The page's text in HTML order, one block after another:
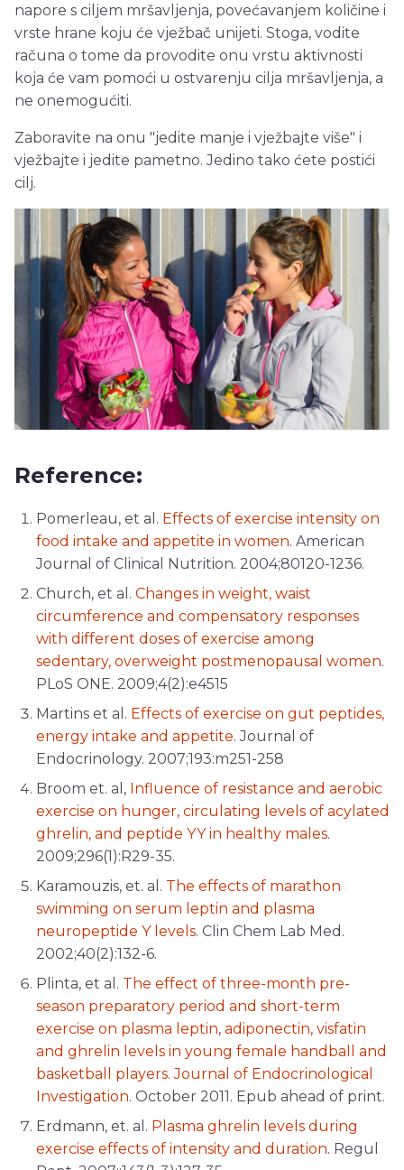
napore s ciljem mršavljenja, povećavanjem količine i
vrste hrane koju će vježbač unijeti. Stoga, vodite
računa o tome da provodite onu vrstu aktivnosti
koja će vam pomoći u ostvarenju cilja mršavljenja, a
ne onemogućiti.
Zaboravite na onu "jedite manje i vježbajte više" i
vježbajte i jedite pametno. Jedino tako ćete postići
cilj.
Reference:
Pomerleau, et al. Effects of exercise intensity on
food intake and appetite in women. American
Journal of Clinical Nutrition. 2004;80120-1236.
Church, et al. Changes in weight, waist
circumference and compensatory responses
with different doses of exercise among
sedentary, overweight postmenopausal women.
PLoS ONE. 2009;4(2):e4515
Martins et al. Effects of exercise on gut peptides,
energy intake and appetite. Journal of
Endocrinology. 2007;193:m251-258
Broom et. al, Influence of resistance and aerobic
exercise on hunger, circulating levels of acylated
ghrelin, and peptide YY in healthy males.
2009;296(1):R29-35.
Karamouzis, et. al. The effects of marathon
swimming on serum leptin and plasma
neuropeptide Y levels. Clin Chem Lab Med.
2002;40(2):132-6.
Plinta, et al. The effect of three-month pre-
season preparatory period and short-term
exercise on plasma leptin, adiponectin, visfatin
and ghrelin levels in young female handball and
basketball players. Journal of Endocrinological
Investigation. October 2011. Epub ahead of print.
Erdmann, et. al. Plasma ghrelin levels during
exercise effects of intensity and duration. Regul